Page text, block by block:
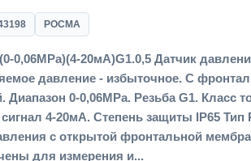
РОСМА
0,06MPa)(4-20мА)G1.0,5 Датчик
давление - избыточное. С
Диапазон 0-0,06MPa. Резьба G1. Класс
4-20мА. Степень защиты IP65
с открытой фронтальной
для измерения и...